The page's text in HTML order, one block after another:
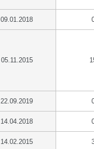
09.01.2018
05.11.2015
22.09.2019
14.04.2018
14.02.2015